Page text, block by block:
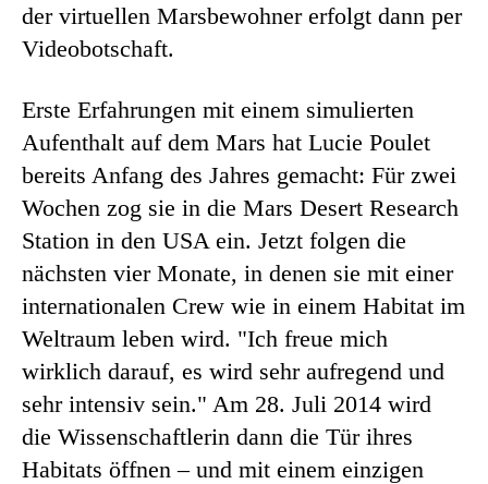
der virtuellen Marsbewohner erfolgt dann per
Videobotschaft.
Erste Erfahrungen mit einem simulierten
Aufenthalt auf dem Mars hat Lucie Poulet
bereits Anfang des Jahres gemacht: Für zwei
Wochen zog sie in die Mars Desert Research
Station in den USA ein. Jetzt folgen die
nächsten vier Monate, in denen sie mit einer
internationalen Crew wie in einem Habitat im
Weltraum leben wird. "Ich freue mich
wirklich darauf, es wird sehr aufregend und
sehr intensiv sein." Am 28. Juli 2014 wird
die Wissenschaftlerin dann die Tür ihres
Habitats öffnen – und mit einem einzigen